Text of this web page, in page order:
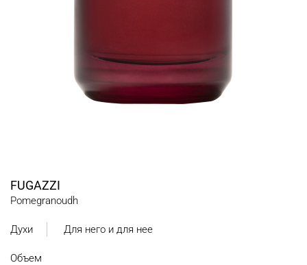
FUGAZZI
Pomegranoudh
Духи Для него и для нее
Объем